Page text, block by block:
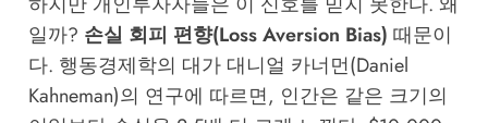
일까? 손실 회피 편향(Loss Aversion Bias) 때문이
다. 행동경제학의 대가 대니얼 카너먼(Daniel
Kahneman)의 연구에 따르면, 인간은 같은 크기의